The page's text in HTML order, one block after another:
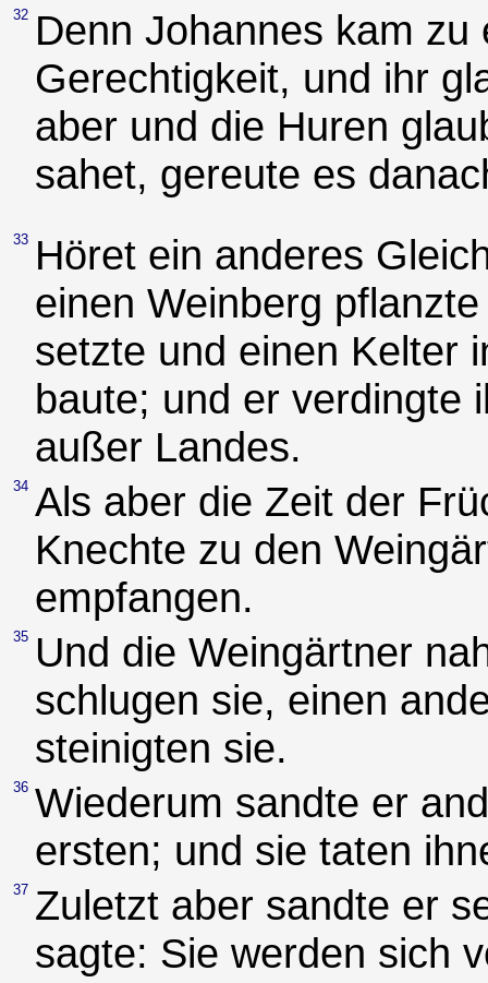
32 Denn Johannes kam
Gerechtigkeit, und ihr
aber und die Huren
sahet, gereute es
33 Höret ein anderes
einen Weinberg
setzte und einen Kelter
baute; und er verdingte
außer Landes.
34 Als aber die Zeit der
Knechte zu den
empfangen.
35 Und die Weingärtner
schlugen sie, einen
steinigten sie.
36 Wiederum sandte er
ersten; und sie taten
37 Zuletzt aber sandte er
sagte: Sie werden sich